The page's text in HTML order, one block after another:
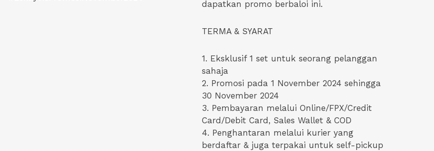
dapatkan promo berbaloi ini.
TERMA & SYARAT
1. Eksklusif 1 set untuk seorang pelanggan
sahaja
2. Promosi pada 1 November 2024 sehingga
30 November 2024
3. Pembayaran melalui Online/FPX/Credit
Card/Debit Card, Sales Wallet & COD
4. Penghantaran melalui kurier yang
berdaftar & juga terpakai untuk self-pickup